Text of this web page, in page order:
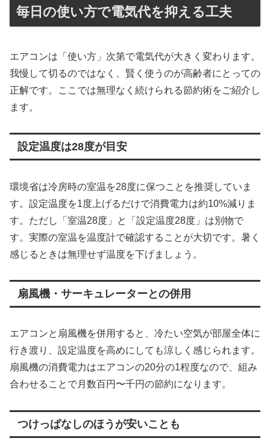
毎日の使い方で電気代を抑える工夫
エアコンは「使い方」次第で電気代が大きく変わります。
我慢して切るのではなく、賢く使うのが高齢者にとっての
正解です。ここでは無理なく続けられる節約術をご紹介し
ます。
設定温度は28度が目安
環境省は冷房時の室温を28度に保つことを推奨していま
す。設定温度を1度上げるだけで消費電力は約10%減りま
す。ただし「室温28度」と「設定温度28度」は別物で
す。実際の室温を温度計で確認することが大切です。暑く
感じるときは無理せず温度を下げましょう。
扇風機・サーキュレーターとの併用
エアコンと扇風機を併用すると、冷たい空気が部屋全体に
行き渡り、設定温度を高めにしても涼しく感じられます。
扇風機の消費電力はエアコンの20分の1程度なので、組み
合わせることで月数百円〜千円の節約になります。
つけっぱなしのほうが安いことも